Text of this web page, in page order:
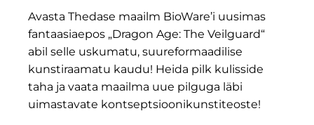
Avasta Thedase maailm BioWare’i uusimas
fantaasiaepos „Dragon Age: The Veilguard“
abil selle uskumatu, suureformaadilise
kunstiraamatu kaudu! Heida pilk kulisside
taha ja vaata maailma uue pilguga läbi
uimastavate kontseptsioonikunstiteoste!